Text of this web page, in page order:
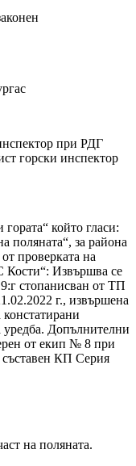
при РДГ
горски инспектор
който гласи:
поляната“, за района
проверката на
Кости“: Извършва се
стопанисван от ТП
г., извършена
Допълнителни
от екип № 8 при
съставен КП Серия
на поляната.